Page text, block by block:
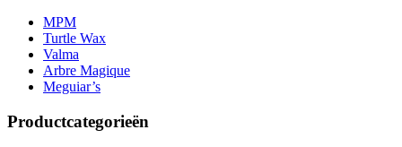
MPM
Turtle Wax
Valma
Arbre Magique
Meguiar’s
Productcategorieën